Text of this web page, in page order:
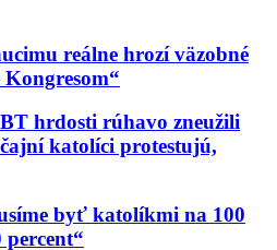
reálne hrozí väzobné
hrdosti rúhavo zneužili
katolíci protestujú,
byť katolíkmi na 100
percent“